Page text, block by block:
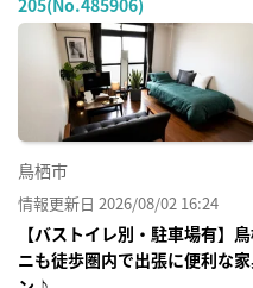
鳥栖市
情報更新日 2026/08/02 16:24
【バストイレ別・駐車場有】
ニも徒歩圏内で出張に便利な